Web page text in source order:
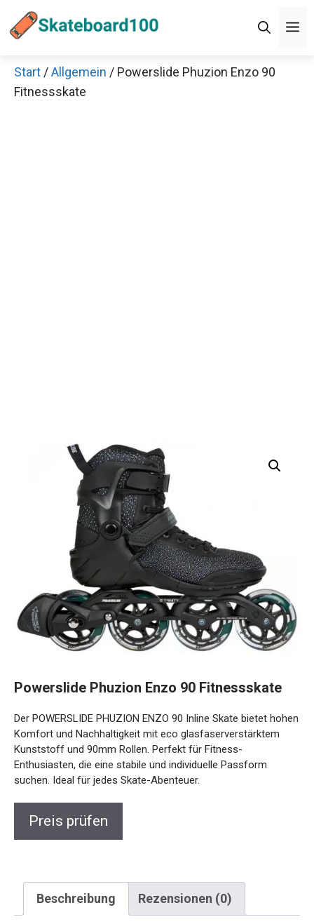
Inhalt
Start /Allgemein / Powerslide Phuzion Enzo 90
Fitnessskate
Powerslide Phuzion Enzo 90 Fitnessskate
hohen Komfort und Nachhaltigkeit mit eco
glasfaserverstärktem Kunststoff und 90mm Rollen. Perfekt
für Fitness-Enthusiasten, die eine stabile und individuelle
Passform suchen. Ideal für jedes Skate-Abenteuer.
Preis prüfen
Beschreibung Rezensionen (0)